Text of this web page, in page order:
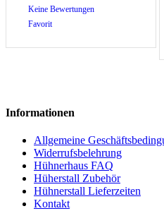
Keine Bewertungen
Favorit
Informationen
Allgemeine
Widerrufsbelehrung
Hühnerhaus FAQ
Hüherstall Zubehör
Hühnerstall Lieferzeiten
Kontakt